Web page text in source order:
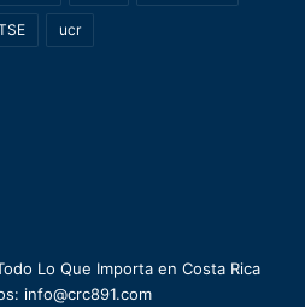
ucr
Lo Que Importa en Costa Rica
info@crc891.com